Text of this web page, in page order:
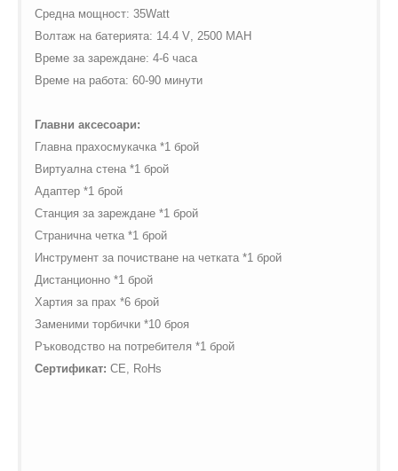
Средна мощност: 35Watt
Волтаж на батерията: 14.4 V, 2500 MAH
Време за зареждане: 4-6 часа
Време на работа: 60-90 минути
Главни аксесоари:
Главна прахосмукачка *1 брой
Виртуална стена *1 брой
Адаптер *1 брой
Станция за зареждане *1 брой
Странична четка *1 брой
Инструмент за почистване на четката *1 брой
Дистанционно *1 брой
Хартия за прах *6 брой
Заменими торбички *10 броя
Ръководство на потребителя *1 брой
Сертификат: CE, RoHs